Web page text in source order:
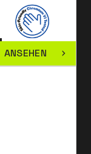
ANSEHEN